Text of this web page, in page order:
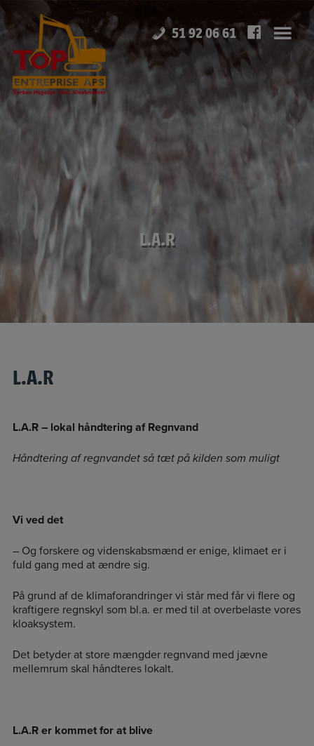
Hop
indholdet
51 92 06 61
L.A.R
L.A.R
L.A.R – lokal håndtering af Regnvand
Håndtering af regnvandet så tæt på kilden som muligt
Vi ved det
– Og forskere og videnskabsmænd er enige, klimaet er i
fuld gang med at ændre sig.
På grund af de klimaforandringer vi står med får vi flere og
kraftigere regnskyl som bl.a. er med til at overbelaste vores
kloaksystem.
Det betyder at store mængder regnvand med jævne
mellemrum skal håndteres lokalt.
L.A.R er kommet for at blive